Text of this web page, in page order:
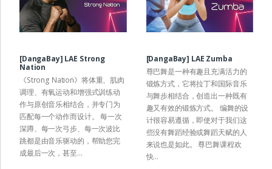
[DangaBay] LAE Strong
Nation
《Strong Nation》将体重、肌肉
调理、有氧运动和增强式训练动
作与原创音乐相结合，并专门为
匹配每一个动作而设计。 每一次
深蹲、每一次弓步、每一次波比
跳都是由音乐驱动的，帮助您完
成最后一次，甚至...
[DangaBay] LAE Zumba
尊巴舞是一种有趣且充满活力的
锻炼方式，它将拉丁和国际音乐
与舞步相结合，创造出一种既有
趣又有效的锻炼方式。 编舞的设
计很容易遵循，即使对于我们这
些没有舞蹈经验或舞蹈天赋的人
来说也是如此。 尊巴舞课程欢
快...